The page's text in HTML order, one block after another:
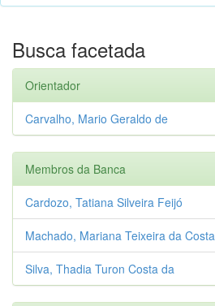
Busca facetada
Orientador
Carvalho, Mario Geraldo de
Membros da Banca
Cardozo, Tatiana Silveira Feijó
Machado, Mariana Teixeira da Costa
Silva, Thadia Turon Costa da